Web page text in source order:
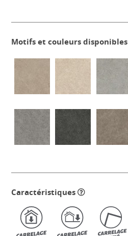
Motifs et couleurs disponibles
Caractéristiques